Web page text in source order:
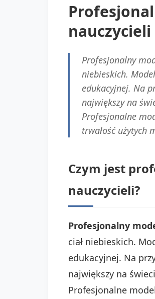
nauczycieli
Profesjonalny
niebieskich.
edukacyjnej. Na
największy na
Profesjonalne
trwałość użytych
Czym jest
nauczycieli?
Profesjonalny
ciał niebieskich.
edukacyjnej. Na
największy na
Profesjonalne